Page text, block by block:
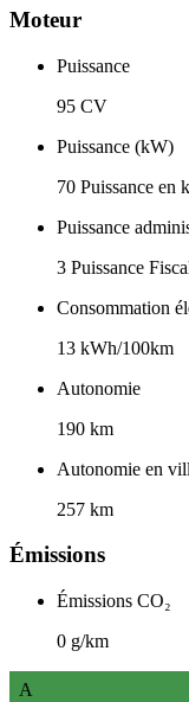
Moteur
Puissance
95 CV
Puissance (kW)
70 Puissance en
Puissance
3 Puissance
Consommation
13 kWh/100km
Autonomie
190 km
Autonomie en
257 km
Émissions
Émissions CO₂
0 g/km
A